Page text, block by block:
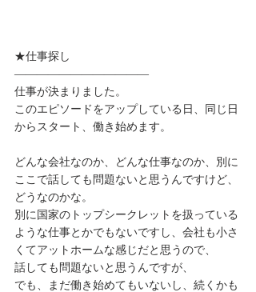
★仕事探し
————————————
仕事が決まりました。
このエピソードをアップしている日、同じ日
からスタート、働き始めます。
どんな会社なのか、どんな仕事なのか、別に
ここで話しても問題ないと思うんですけど、
どうなのかな。
別に国家のトップシークレットを扱っている
ような仕事とかでもないですし、会社も小さ
くてアットホームな感じだと思うので、
話しても問題ないと思うんですが、
でも、まだ働き始めてもいないし、続くかも